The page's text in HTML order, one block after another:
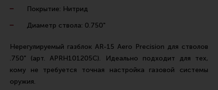
Ремни для IPSC
Стрелковые таймеры
Другие аксессуары IPSC
Экипировка
Покрытие: Нитрид
Диаметр ствола: 0.750"
Нерегулируемый газблок AR-15 Aero Precision для стволов
.750" (арт. APRH101205C). Идеально подходит для тех,
кому не требуется точная настройка газовой системы
оружия.